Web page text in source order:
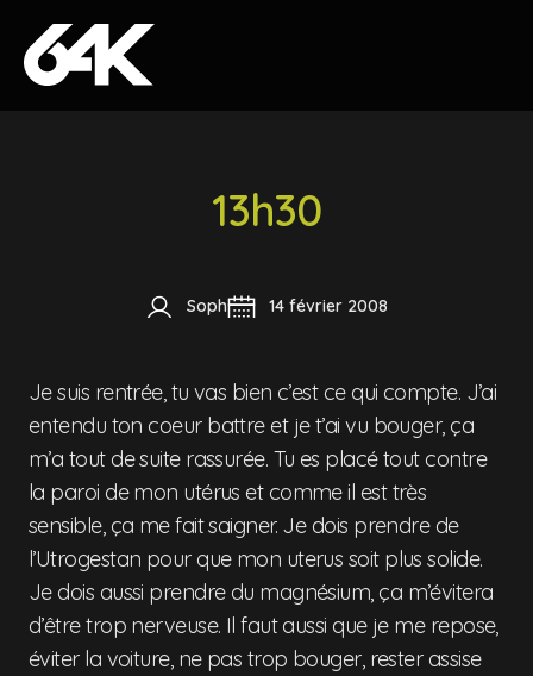
Skip to content
13h30
Soph 14 février 2008
Je suis rentrée, tu vas bien c’est ce qui compte. J’ai
entendu ton coeur battre et je t’ai vu bouger, ça
m’a tout de suite rassurée. Tu es placé tout contre
la paroi de mon utérus et comme il est très
sensible, ça me fait saigner. Je dois prendre de
l’Utrogestan pour que mon uterus soit plus solide.
Je dois aussi prendre du magnésium, ça m’évitera
d’être trop nerveuse. Il faut aussi que je me repose,
éviter la voiture, ne pas trop bouger, rester assise